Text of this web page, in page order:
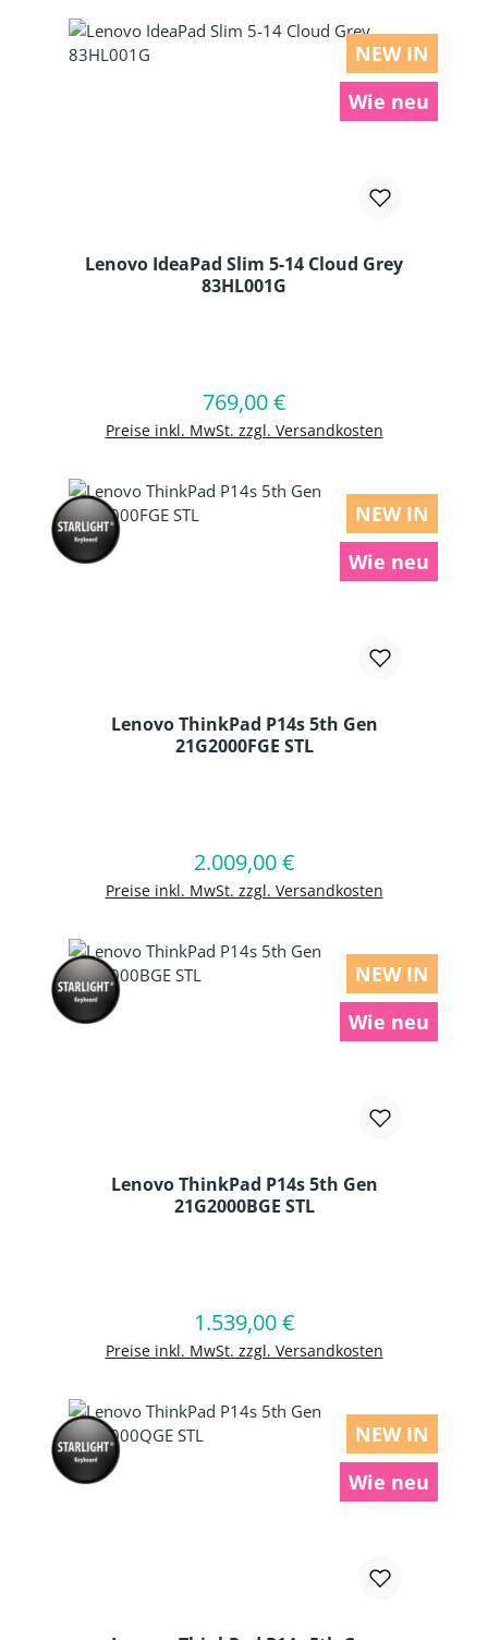
NEW IN
Wie neu
Lenovo IdeaPad Slim 5-14 Cloud Grey
83HL001G
Regulärer Preis:
769,00 €
Preise inkl. MwSt. zzgl. Versandkosten
In den Warenkorb
NEW IN
Wie neu
Lenovo ThinkPad P14s 5th Gen
21G2000FGE STL
Regulärer Preis:
2.009,00 €
Preise inkl. MwSt. zzgl. Versandkosten
In den Warenkorb
NEW IN
Wie neu
Lenovo ThinkPad P14s 5th Gen
21G2000BGE STL
Regulärer Preis:
1.539,00 €
Preise inkl. MwSt. zzgl. Versandkosten
In den Warenkorb
NEW IN
Wie neu